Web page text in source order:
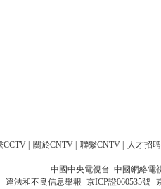
CCTV 關於CNTV 聯繫CNTV 人才招聘
中國中央電視台 中國網絡電
違法和不良信息舉報 京ICP證060535號